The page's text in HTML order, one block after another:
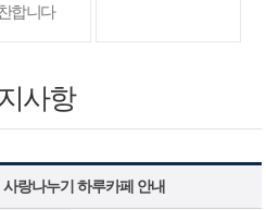
합니다
사항
랑나누기 하루카페 안내